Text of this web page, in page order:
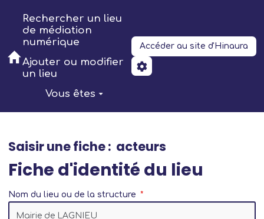
Aller au contenu principal
Rechercher un lieu
de médiation
numérique
Ajouter ou modifier
un lieu
Vous êtes
Accéder au site d'Hinaura
Saisir une fiche : acteurs
Fiche d'identité du lieu
Nom du lieu ou de la structure